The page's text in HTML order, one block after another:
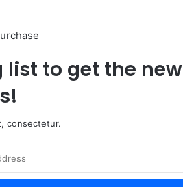
to get the new
consectetur.